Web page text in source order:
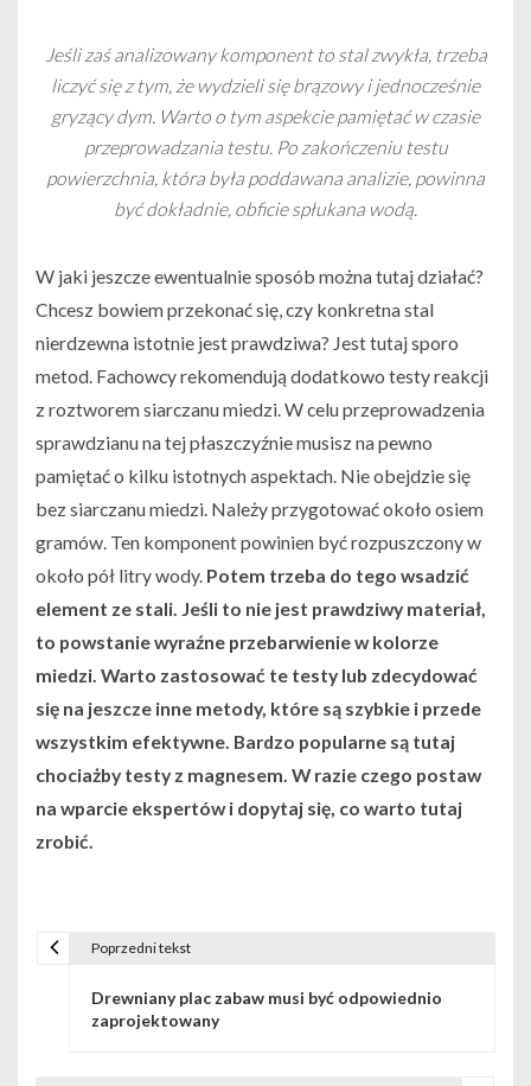
Jeśli zaś analizowany komponent to stal zwykła, trzeba
liczyć się z tym, że wydzieli się brązowy i jednocześnie
gryzący dym. Warto o tym aspekcie pamiętać w czasie
przeprowadzania testu. Po zakończeniu testu
powierzchnia, która była poddawana analizie, powinna
być dokładnie, obficie spłukana wodą.
W jaki jeszcze ewentualnie sposób można tutaj działać?
Chcesz bowiem przekonać się, czy konkretna stal
nierdzewna istotnie jest prawdziwa? Jest tutaj sporo
metod. Fachowcy rekomendują dodatkowo testy reakcji
z roztworem siarczanu miedzi. W celu przeprowadzenia
sprawdzianu na tej płaszczyźnie musisz na pewno
pamiętać o kilku istotnych aspektach. Nie obejdzie się
bez siarczanu miedzi. Należy przygotować około osiem
gramów. Ten komponent powinien być rozpuszczony w
około pół litry wody. Potem trzeba do tego wsadzić
element ze stali. Jeśli to nie jest prawdziwy materiał,
to powstanie wyraźne przebarwienie w kolorze
miedzi. Warto zastosować te testy lub zdecydować
się na jeszcze inne metody, które są szybkie i przede
wszystkim efektywne. Bardzo popularne są tutaj
chociażby testy z magnesem. W razie czego postaw
na wparcie ekspertów i dopytaj się, co warto tutaj
zrobić.
Poprzedni tekst
Drewniany plac zabaw musi być odpowiednio
zaprojektowany